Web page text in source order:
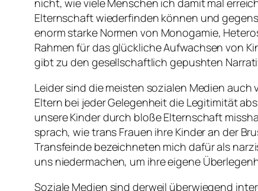
nicht, wie viele Menschen ich damit mal
Elternschaft wiederfinden können und
enorm starke Normen von Monogamie,
Rahmen für das glückliche Aufwachsen von
gibt zu den gesellschaftlich gepushten
Leider sind die meisten sozialen Medien
Eltern bei jeder Gelegenheit die Legitimität
unsere Kinder durch bloße Elternschaft
sprach, wie trans Frauen ihre Kinder an der
Transfeinde bezeichneten mich dafür als
uns niedermachen, um ihre eigene
Soziale Medien sind derweil überwiegend